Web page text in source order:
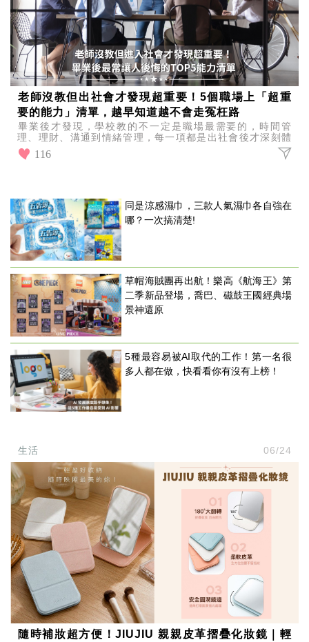
老師沒教但出社會才發現超重要！5個職場上「超重
要的能力」清單，越早知道越不會走冤枉路
畢業後才發現，學校教的不一定是職場最需要的，時間管
理、理財、溝通到情緒管理，每一項都是出社會後才深刻體
會的重要能力，你最想補強哪一項呢？
116
同是涼感濕巾，三款人氣濕巾各自強在
哪？一次搞清楚!
草帽海賊團再出航！樂高《航海王》第
二季新品登場，喬巴、磁鼓王國經典場
景神還原
5種最容易被AI取代的工作！第一名很
多人都在做，快看看你有沒有上榜！
生活 06/24
隨時補妝超方便！JIUJIU 親親皮革摺疊化妝鏡｜輕